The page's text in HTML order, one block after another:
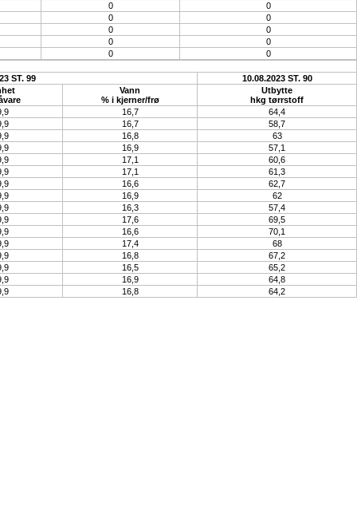
0
0
0
0
0
0
0
0
0
0
ST. 99
10.08.2023 ST. 90
Vann
% i kjerner/frø
Utbytte
hkg tørrstoff
16,7
64,4
16,7
58,7
16,8
63
16,9
57,1
17,1
60,6
17,1
61,3
16,6
62,7
16,9
62
16,3
57,4
17,6
69,5
16,6
70,1
17,4
68
16,8
67,2
16,5
65,2
16,9
64,8
16,8
64,2